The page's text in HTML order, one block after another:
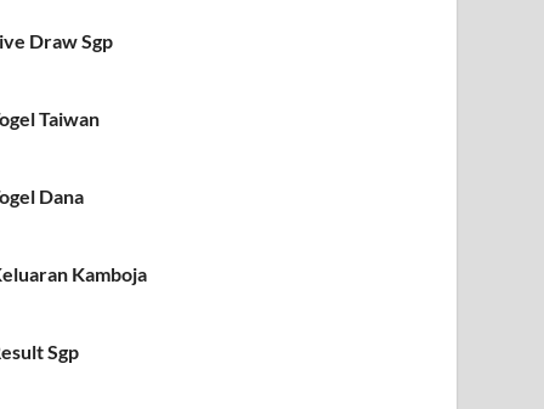
Draw Sgp
Taiwan
Dana
Kamboja
Sgp